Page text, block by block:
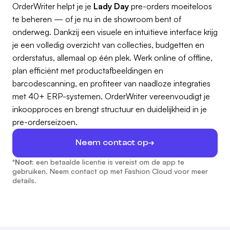
OrderWriter helpt je je Lady Day pre-orders moeiteloos
te beheren — of je nu in de showroom bent of
onderweg. Dankzij een visuele en intuïtieve interface krijg
je een volledig overzicht van collecties, budgetten en
orderstatus, allemaal op één plek. Werk online of offline,
plan efficiënt met productafbeeldingen en
barcodescanning, en profiteer van naadloze integraties
met 40+ ERP-systemen. OrderWriter vereenvoudigt je
inkoopproces en brengt structuur en duidelijkheid in je
pre-orderseizoen.
Neem contact op
*Noot: een betaalde licentie is vereist om de app te
gebruiken. Neem contact op met Fashion Cloud voor meer
details.